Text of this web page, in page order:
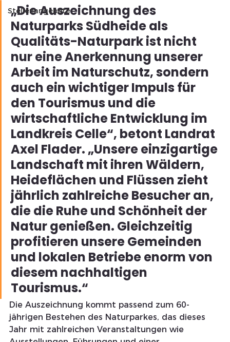
Stellenangebote
„Die Auszeichnung des
Naturparks Südheide als
Qualitäts-Naturpark ist nicht
nur eine Anerkennung unserer
Arbeit im Naturschutz, sondern
auch ein wichtiger Impuls für
den Tourismus und die
wirtschaftliche Entwicklung im
Landkreis Celle“, betont Landrat
Axel Flader. „Unsere einzigartige
Landschaft mit ihren Wäldern,
Heideflächen und Flüssen zieht
jährlich zahlreiche Besucher an,
die die Ruhe und Schönheit der
Natur genießen. Gleichzeitig
profitieren unsere Gemeinden
und lokalen Betriebe enorm von
diesem nachhaltigen
Tourismus.“
Die Auszeichnung kommt passend zum 60-
jährigen Bestehen des Naturparkes, das dieses
Jahr mit zahlreichen Veranstaltungen wie